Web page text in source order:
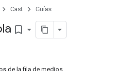
Cast Guías
bookmark_border
de la fila de medios